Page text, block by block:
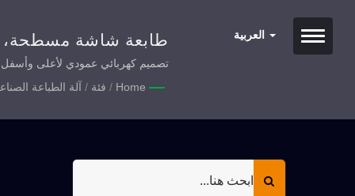
طابعة شاشة مسطحة،
عمودين، طابعة شاشة
هواء منخفض للغاية وحماية البيئة من
Home
/ فئة / آلة الطباعة